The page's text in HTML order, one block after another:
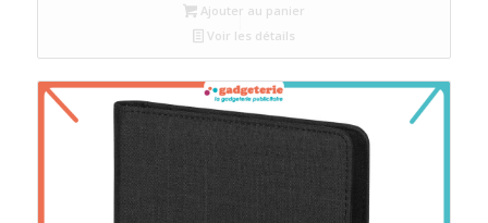
Ajouter au panier
Voir les détails